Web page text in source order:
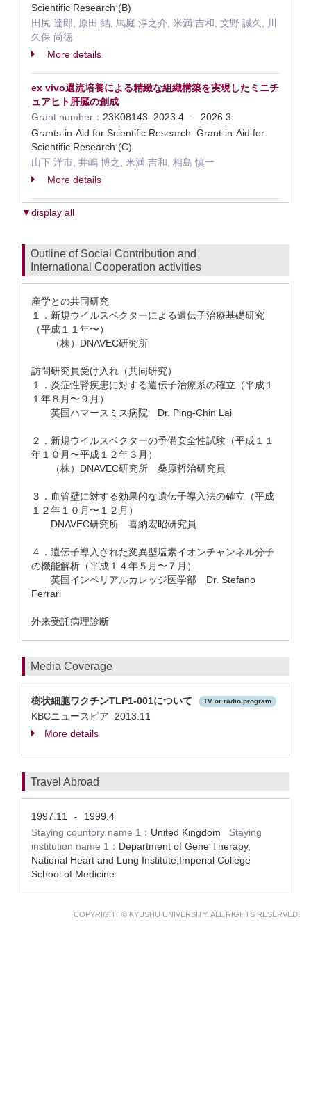
Scientific Research (B)
田尻 達郎, 原田 結, 馬庭 淳之介, 米満 吉和, 文野 誠久, 川
久保 尚徳
More details
ex vivo還流培養による精緻な組織構築を実現したミニチ
ュアヒト肝臓の創成
Grant number： 23K08143 2023.4 -
2026.3
Grants-in-Aid for Scientific Research Grant-in-Aid for
Scientific Research (C)
山下 洋市, 井嶋 博之, 米満 吉和, 相島 慎一
More details
▼display all
Outline of Social Contribution and
International Cooperation activities
産学との共同研究
１．新規ウイルスベクターによる遺伝子治療基礎研究
（平成１１年〜）
（株）DNAVEC研究所
訪問研究員受け入れ（共同研究）
１．炎症性腎疾患に対する遺伝子治療系の確立（平成１
１年８月〜９月）
英国ハマースミス病院 Dr. Ping-Chin Lai
２．新規ウイルスベクターの予備安全性試験（平成１１
年１０月〜平成１２年３月）
（株）DNAVEC研究所 桑原哲治研究員
３．血管壁に対する効果的な遺伝子導入法の確立（平成
１２年１０月〜１２月）
DNAVEC研究所 喜納宏昭研究員
４．遺伝子導入された変異型塩素イオンチャンネル分子
の機能解析（平成１４年５月〜７月）
英国インペリアルカレッジ医学部 Dr. Stefano
Ferrari
外来受託病理診断
Media Coverage
樹状細胞ワクチンTLP1-001について TV or radio program
KBCニュースピア 2013.11
More details
Travel Abroad
1997.11 -
1999.4
Staying countory name 1： United Kingdom Staying
institution name 1： Department of Gene Therapy,
National Heart and Lung Institute,Imperial College
School of Medicine
COPYRIGHT © KYUSHU UNIVERSITY. ALL RIGHTS RESERVED.